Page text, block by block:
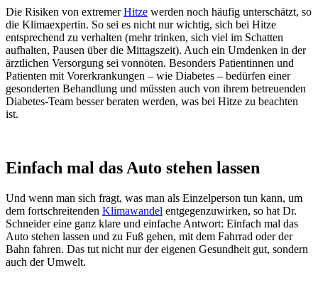
Die Risiken von extremerHitze werden noch häufig unterschätzt, so
die Klimaexpertin. So sei es nicht nur wichtig, sich bei Hitze
entsprechend zu verhalten (mehr trinken, sich viel im Schatten
aufhalten, Pausen über die Mittagszeit). Auch ein Umdenken in der
ärztlichen Versorgung sei vonnöten. Besonders Patientinnen und
Patienten mit Vorerkrankungen – wie Diabetes – bedürfen einer
gesonderten Behandlung und müssten auch von ihrem betreuenden
Diabetes-Team besser beraten werden, was bei Hitze zu beachten
ist.
Einfach mal das Auto stehen lassen
Und wenn man sich fragt, was man als Einzelperson tun kann, um
dem fortschreitenden Klimawandel entgegenzuwirken, so hat Dr.
Schneider eine ganz klare und einfache Antwort: Einfach mal das
Auto stehen lassen und zu Fuß gehen, mit dem Fahrrad oder der
Bahn fahren. Das tut nicht nur der eigenen Gesundheit gut, sondern
auch der Umwelt.